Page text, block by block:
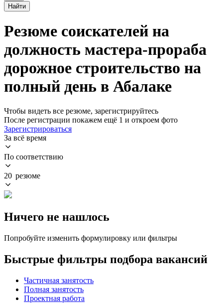
Найти
Резюме соискателей на
должность мастера-прораба
дорожное строительство на
полный день в Абалаке
Чтобы видеть все резюме, зарегистрируйтесь
После регистрации покажем ещё 1 и откроем фото
Зарегистрироваться
За всё время
По соответствию
20 резюме
Ничего не нашлось
Попробуйте изменить формулировку или фильтры
Быстрые фильтры подбора вакансий
Частичная занятость
Полная занятость
Проектная работа